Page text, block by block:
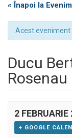
« Înapoi la
Acest eveniment
Ducu
Rosenau
2
+ GOOGLE